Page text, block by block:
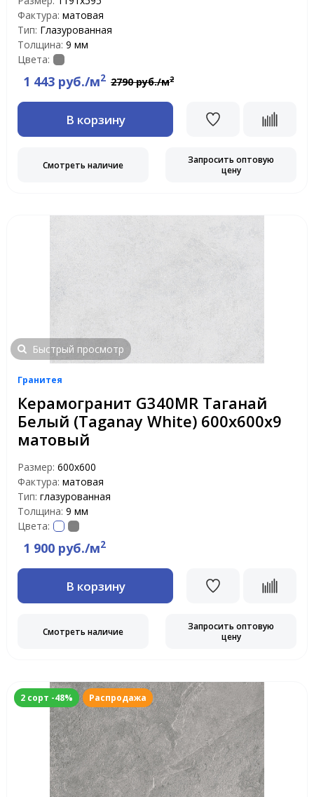
Фактура: матовая
Тип: Глазурованная
Толщина: 9 мм
Цвета:
1 443 руб./м2 2790 руб./м2
В корзину
Смотреть наличие
Запросить оптовую
цену
Быстрый просмотр
Гранитея
Керамогранит G340МR Таганай
Белый (Taganay White) 600х600х9
матовый
Размер: 600х600
Фактура: матовая
Тип: глазурованная
Толщина: 9 мм
Цвета:
1 900 руб./м2
В корзину
Смотреть наличие
Запросить оптовую
цену
2 сорт -48% Распродажа